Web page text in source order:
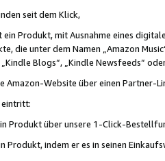
seit dem Klick,
Produkt, mit Ausnahme eines
die unter dem Namen „Amazon
Blogs“, „Kindle Newsfeeds“
Website über einen Partner-
eintritt:
Produkt über unsere 1-Click-
indem er es in seinen